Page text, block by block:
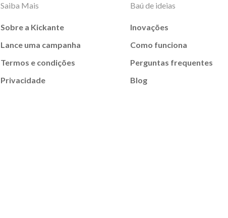
Saiba Mais
Sobre a Kickante
Lance uma campanha
Termos e condições
Privacidade
Baú de ideias
Inovações
Como funciona
Perguntas frequentes
Blog